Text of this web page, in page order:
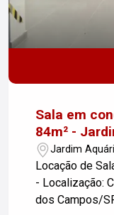
Sala em
84m² -
Jardim
Locação de
- Localização:
dos Campos/